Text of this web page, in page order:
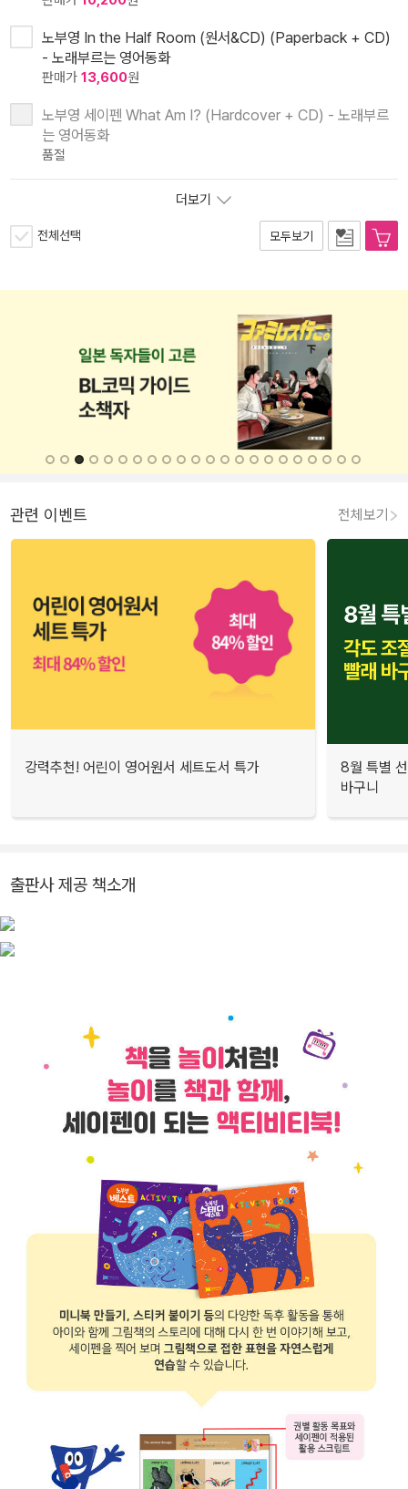
노부영 In the Half Room (원서&CD) (Paperback + CD)
- 노래부르는 영어동화
판매가 13,600원
노부영 세이펜 What Am I? (Hardcover + CD) - 노래부르
는 영어동화
품절
더보기
전체선택 모두보기
관련 이벤트 전체보기
강력추천! 어린이 영어원서 세트도서 특가
8월 특별
바구니
출판사 제공 책소개